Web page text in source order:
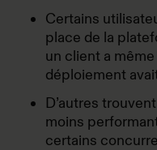
Certains
place de la
un client a
déploiement
D’autres
moins
certains